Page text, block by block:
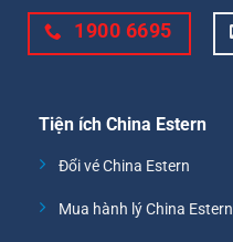
1900 6695
Tiện ích China Estern
Đổi vé China Estern
Mua hành lý China Estern